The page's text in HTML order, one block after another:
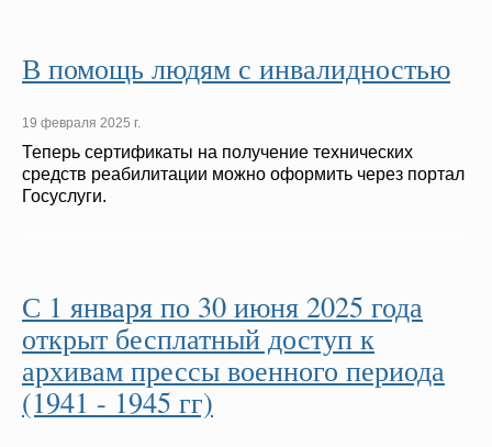
В помощь людям с инвалидностью
19 февраля 2025 г.
Теперь сертификаты на получение технических
средств реабилитации можно оформить через портал
Госуслуги.
С 1 января по 30 июня 2025 года
открыт бесплатный доступ к
архивам прессы военного периода
(1941 - 1945 гг)